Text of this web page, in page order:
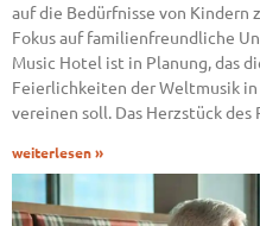
auf die Bedürfnisse von
Fokus auf familienfreundliche
Music Hotel ist in Planung, das
Feierlichkeiten der Weltmusik
vereinen soll. Das Herzstück
weiterlesen »